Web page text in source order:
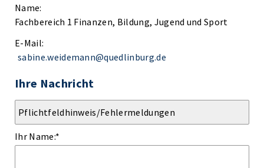
Name:
Fachbereich 1 Finanzen, Bildung, Jugend und Sport
E-Mail:
sabine.weidemann@quedlinburg.de
Ihre Nachricht
Ihr Name:*